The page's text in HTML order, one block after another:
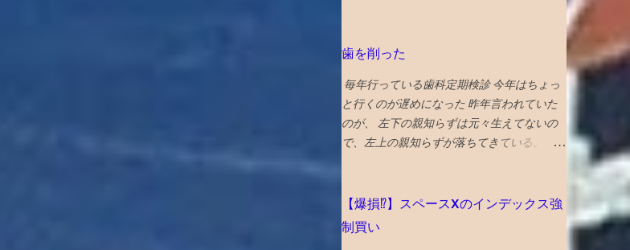
再審査ボタンを押した １０時間後、２２時
過ぎ、メールが届いて ブログ復活させたと
の通知 急ぎ管理画面にアクセスし、バック
アップを出力・保存した
ないですが、選抜クラスに入れました。 つ
と言えます。 夏期講習を英数両方受講した
のも、好要因でしょう。 なにしろ、応用ク
ラスの季節 講習は校内模試の過去問をやる
ので、受講した方が圧倒的に有利です。 〇
えました！ でも、みたことある名前ばかり
で成績優秀上位メンバーは固定してます。
歯を削った
毎年行っている歯科定期検診 今年はちょっ
と行くのが遅めになった 昨年言われていた
のが、 左下の親知らずは元々生えてないの
で、左上の親知らずが落ちてきている。 す
た。 対応策は、段差がなくなるように１ミ
リ程度削る ということだっが、 せっかくの
生きてる歯を削るのに躊躇して、１年様子見
【爆損⁉︎】スペースXのインデックス強
制買い